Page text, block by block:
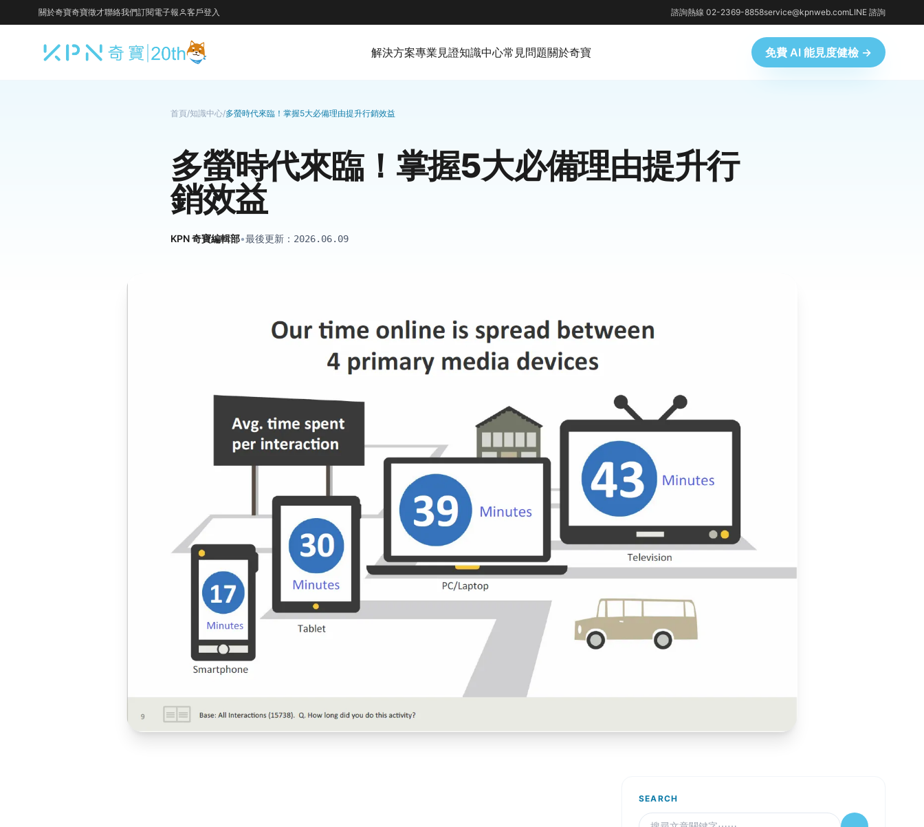
關於奇寶奇寶徵才聯絡我們訂閱電子報 客戶登入 諮詢熱線 02-2369-8858service@kpnweb.comLINE 諮詢
解決方案專業見證知識中心常見問題關於奇寶 免費 AI 能見度健檢 →
首頁/知識中心/多螢時代來臨！掌握5大必備理由提升行銷效益
多螢時代來臨！掌握5大必備理由提升行
銷效益
KPN 奇寶編輯部•最後更新： 2026.06.09
SEARCH